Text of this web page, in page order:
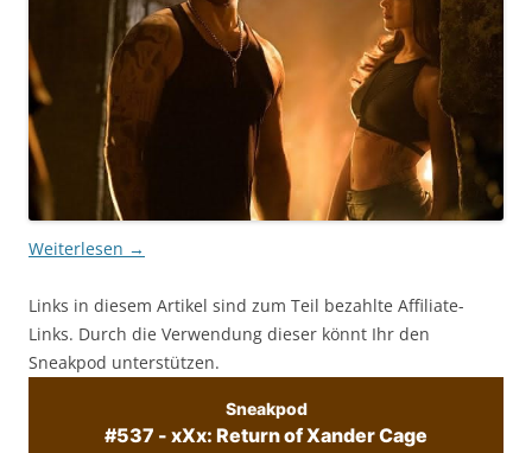
Weiterlesen →
Links in diesem Artikel sind zum Teil bezahlte Affiliate-
Links. Durch die Verwendung dieser könnt Ihr den
Sneakpod unterstützen.